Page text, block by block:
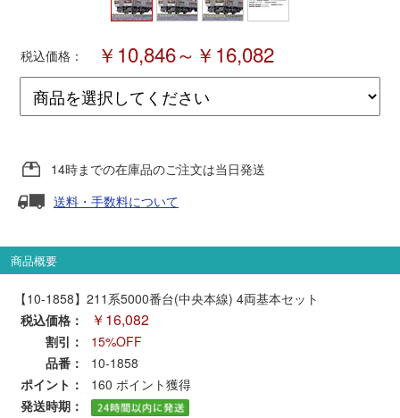
さんけい
トラムウェイ
TTC
セール品・キャンペーン
セール商品
税込価格： ￥10,846～￥16,082
14時までの在庫品のご注文は当日発送
送料・手数料について
商品概要
【10-1858】211系5000番台(中央本線) 4両基本セット
税込価格：
￥16,082
割引：
15%OFF
品番：
10-1858
ポイント：
160 ポイント獲得
発送時期：